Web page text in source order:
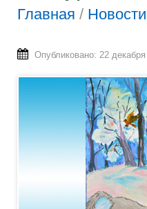
Главная / Новости
Опубликовано: 22